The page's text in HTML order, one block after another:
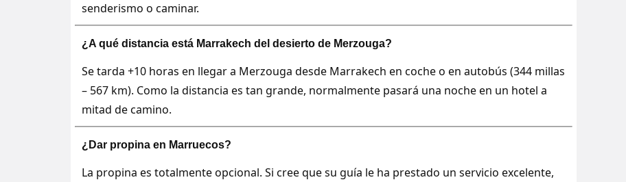
senderismo o caminar.
¿A qué distancia está Marrakech del desierto de Merzouga?
Se tarda +10 horas en llegar a Merzouga desde Marrakech en coche o en autobús (344 millas
– 567 km). Como la distancia es tan grande, normalmente pasará una noche en un hotel a
mitad de camino.
¿Dar propina en Marruecos?
La propina es totalmente opcional. Si cree que su guía le ha prestado un servicio excelente,